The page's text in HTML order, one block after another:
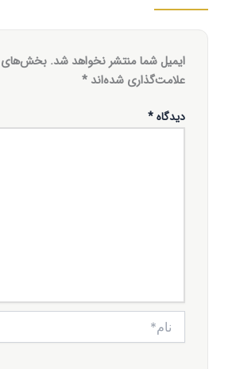
ایمیل شما منتشر نخواهد شد. بخش‌های
علامت‌گذاری شده‌اند *
دیدگاه*